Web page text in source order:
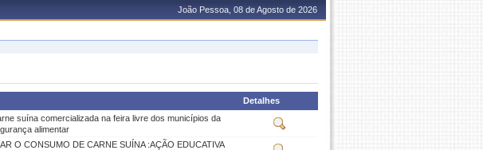
João Pessoa, 08 de Agosto de 2026
Detalhes
suína comercializada na feira livre dos municípios da
alimentar
O CONSUMO DE CARNE SUÍNA :AÇÃO EDUCATIVA